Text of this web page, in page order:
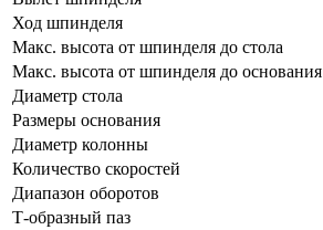
Ход шпинделя
Макс. высота от шпинделя до стола
Макс. высота от шпинделя до основания
Диаметр стола
Размеры основания
Диаметр колонны
Количество скоростей
Диапазон оборотов
Т-образный паз